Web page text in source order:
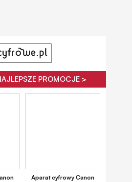
PROMOCJE >
Aparat cyfrowy Canon